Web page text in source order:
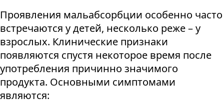
Проявления мальабсорбции особенно часто
встречаются у детей, несколько реже – у
взрослых. Клинические признаки
появляются спустя некоторое время после
употребления причинно значимого
продукта. Основными симптомами
являются: